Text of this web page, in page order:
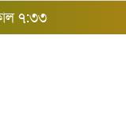
৭:৩৩